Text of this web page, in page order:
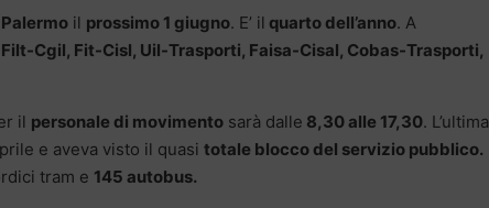
il prossimo 1 giugno. E’ il quarto dell’anno. A
Cgil, Fit-Cisl, Uil-Trasporti, Faisa-Cisal, Cobas-Trasporti,
il personale di movimento sarà dalle 8,30 alle 17,30. L’ultima
e aveva visto il quasi totale blocco del servizio pubblico.
tram e 145 autobus.